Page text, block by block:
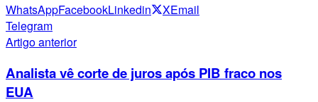
WhatsAppFacebookLinkedin XEmail
Telegram
Artigo anterior
Analista vê corte de juros após PIB fraco nos
EUA